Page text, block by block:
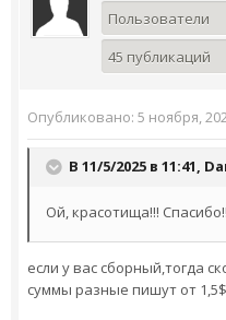
Пользователи
45 публикаций
Опубликовано: 5 ноября,
В 11/5/2025 в 11:41,
Ой, красотища!!!
если у вас сборный,тогда
суммы разные пишут от 1,5$